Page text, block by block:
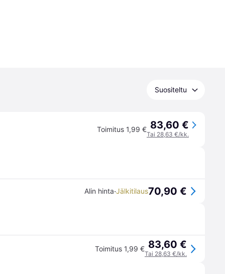
Suositeltu
Toimitus 1,99 € 83,60 €
Tai 28,63 €/kk.
Alin hinta·Jälkitilaus70,90 €
Toimitus 1,99 € 83,60 €
Tai 28,63 €/kk.